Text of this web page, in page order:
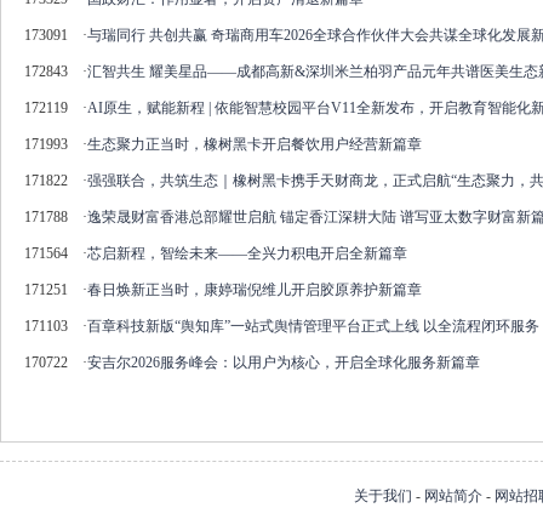
173091 ·与瑞同行 共创共赢 奇瑞商用车2026全球合作伙伴大会共谋全球化发展
172843 ·汇智共生 耀美星品——成都高新&深圳米兰柏羽产品元年共谱医美生态
172119 ·AI原生，赋能新程 | 依能智慧校园平台V11全新发布，开启教育智能化
171993 ·生态聚力正当时，橡树黑卡开启餐饮用户经营新篇章
171822 ·强强联合，共筑生态｜橡树黑卡携手天财商龙，正式启航“生态聚力，
171788 ·逸荣晟财富香港总部耀世启航 锚定香江深耕大陆 谱写亚太数字财富新
171564 ·芯启新程，智绘未来——全兴力积电开启全新篇章
171251 ·春日焕新正当时，康婷瑞倪维儿开启胶原养护新篇章
171103 ·百章科技新版“舆知库”一站式舆情管理平台正式上线 以全流程闭环服
170722 ·安吉尔2026服务峰会：以用户为核心，开启全球化服务新篇章
关于我们 - 网站简介 - 网站招